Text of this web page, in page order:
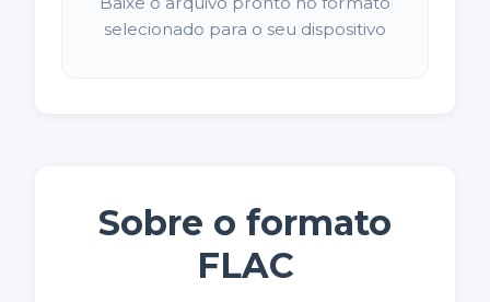
selecionado para o seu dispositivo
Sobre o formato
FLAC